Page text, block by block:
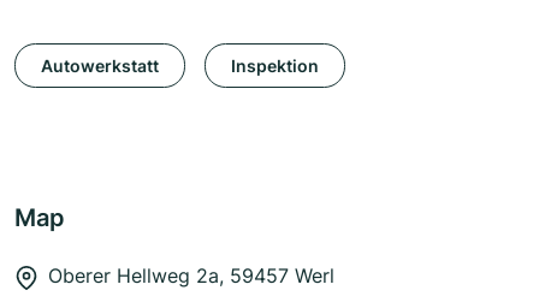
Autowerkstatt Inspektion
Map
Oberer Hellweg 2a, 59457 Werl